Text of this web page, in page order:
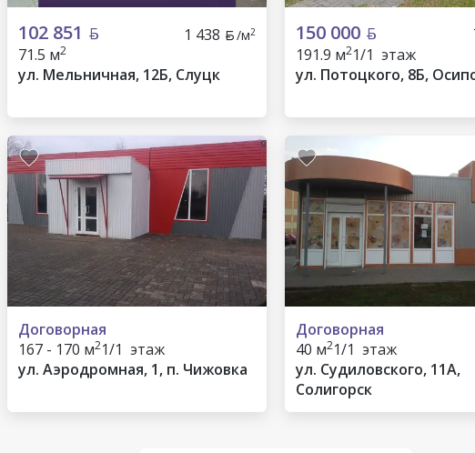
102 851 1 438 /м2
71.5 м2
ул. Мельничная, 12Б, Слуцк
150 000
191.9 м21/1 этаж
ул. Потоцкого, 8Б,
Договорная
167 - 170 м21/1 этаж
ул. Аэродромная, 1, п. Чижовка
Договорная
40 м21/1 этаж
ул. Судиловского, 11А,
Солигорск